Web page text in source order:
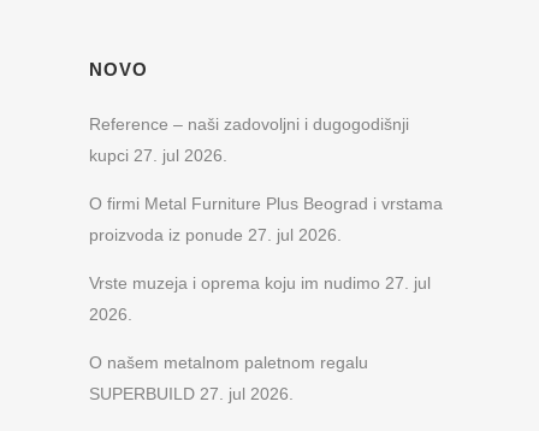
NOVO
Reference – naši zadovoljni i dugogodišnji
kupci 27. jul 2026.
O firmi Metal Furniture Plus Beograd i vrstama
proizvoda iz ponude 27. jul 2026.
Vrste muzeja i oprema koju im nudimo 27. jul
2026.
O našem metalnom paletnom regalu
SUPERBUILD 27. jul 2026.